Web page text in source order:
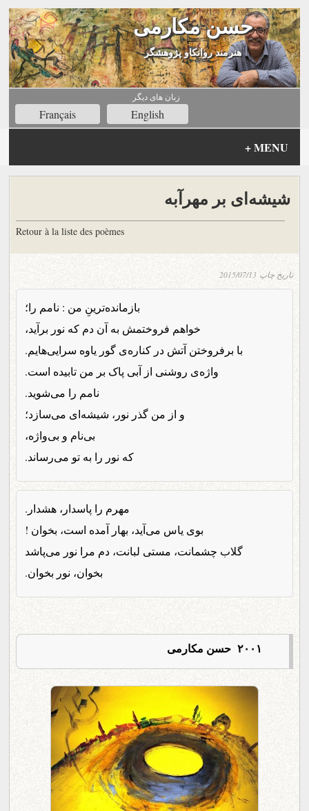
حسن مکارمی
هنرمند روانکاو پژوهشگر
زبان های ديگر
Français English
MENU
+
شیشه‌ای بر مهرآبه
Retour à la liste des poèmes
تاریخ چاپ 2015/07/13
بازمانده‌ترینِ من : نامم را؛
خواهم فروختمش به آن دم که نور برآید،
با برفروختن آتش در کناره‌ی گور یاوه سرایی‌هایم.
واژه‌ی روشنی از آبی پاک بر من تابیده است.
نامم را می‌شوید.
و از من گذر نور، شیشه‌ای می‌سازد؛
بی‌نام و بی‌واژه،
که نور را به تو می‌رساند.
مهرم را پاسدار، هشدار.
بوی یاس می‌آید، بهار آمده است، بخوان !
گلاب چشمانت، مستی لبانت، دم مرا نور می‌پاشد
بخوان، نور بخوان.
۲۰۰۱ حسن مکارمی